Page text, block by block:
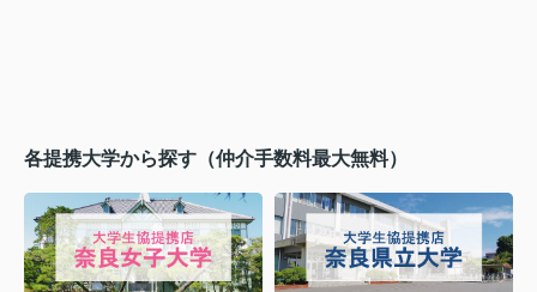
各提携大学から探す（仲介手数料最大無料）